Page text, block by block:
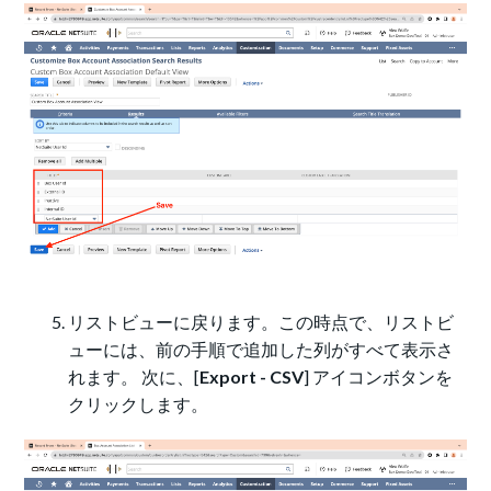
リストビューに戻ります。この時点で、リストビ
ューには、前の手順で追加した列がすべて表示さ
れます。 次に、[Export - CSV] アイコンボタンを
クリックします。